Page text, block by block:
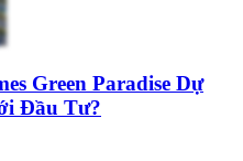
Green Paradise Dự
Đầu Tư?